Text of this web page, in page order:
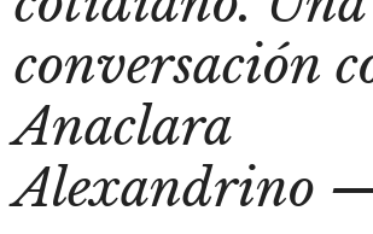
conversación
Anaclara
Alexandrino